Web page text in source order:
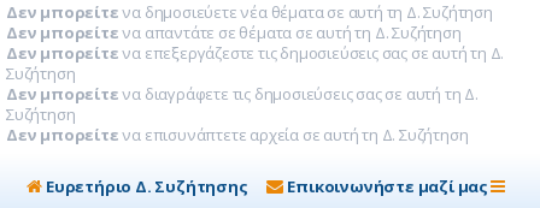
Δεν μπορείτενα δημοσιεύετε νέα θέματα σε αυτή τη Δ. Συζήτηση
Δεν μπορείτενα απαντάτε σε θέματα σε αυτή τη Δ. Συζήτηση
Δεν μπορείτενα επεξεργάζεστε τις δημοσιεύσεις σας σε αυτή τη Δ.
Συζήτηση
Δεν μπορείτενα διαγράφετε τις δημοσιεύσεις σας σε αυτή τη Δ.
Συζήτηση
Δεν μπορείτενα επισυνάπτετε αρχεία σε αυτή τη Δ. Συζήτηση
Ευρετήριο Δ. Συζήτησης Επικοινωνήστε μαζί μας